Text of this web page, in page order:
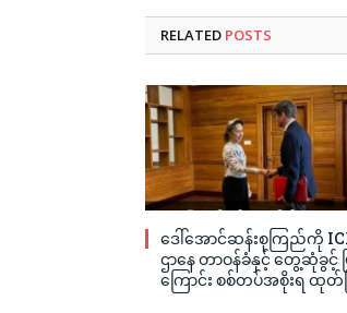
RELATED POSTS
ဒေါ်အောင်ဆန်းစုကြည်ကို
ဌာနေ တာဝန်ခံနှင့် တွေ့ဆုံခွင့်
ကြောင်း စစ်တပ်အစိုးရ ထုတ်